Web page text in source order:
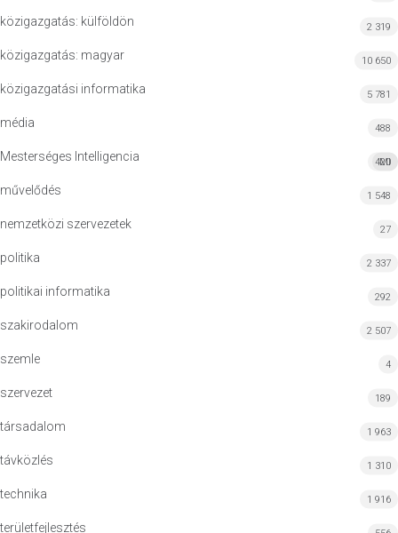
közigazgatás: külföldön 2 319
közigazgatás: magyar 10 650
közigazgatási informatika 5 781
média 488
Mesterséges Intelligencia MI
420
művelődés 1 548
nemzetközi szervezetek 27
politika 2 337
politikai informatika 292
szakirodalom 2 507
szemle 4
szervezet 189
társadalom 1 963
távközlés 1 310
technika 1 916
területfejlesztés